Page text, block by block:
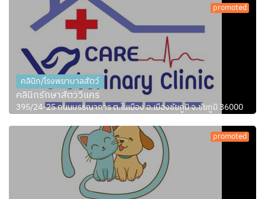
promoted
คลินิก/โรงพยาบาลสัตว์
คลินิกรักษาสัตว์วีแคร์
395/24-25 ถนนบรรณาการ ต.ในเมือง อ.เมืองชัยภูมิ จ.ชัยภูมิ 36000
promoted